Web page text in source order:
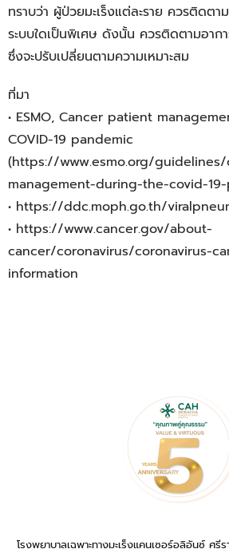
ทราบว่า ผู้ป่วยมะเร็งแต่ละราย ควรติดตา
ระบบใดเป็นพิเศษ ดังนั้น ควรติดตามอา
ซึ่งจะปรับเปลี่ยนตามความเหมาะสม
ที่มา
• ESMO, Cancer patient
COVID-19 pandemic
(https://www.esmo.org/
management-during-the-covid-
• https://ddc.moph.go.th/
• https://www.cancer.gov/about-
cancer/coronavirus/coronavirus-
information
โรงพยาบาลเฉพาะทางมะเร็งแคนเซอร์อลิอันซ์ ศ